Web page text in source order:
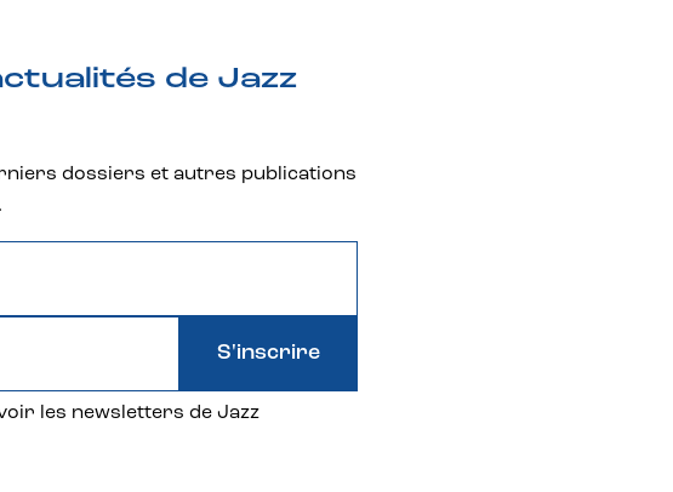
de Jazz
dossiers et autres publications
les newsletters de Jazz
S'inscrire